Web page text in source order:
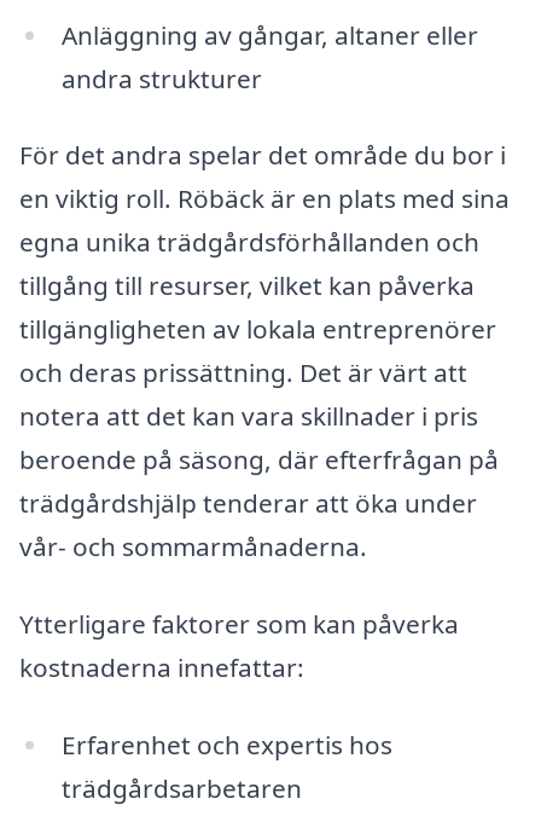
Anläggning av gångar, altaner eller
andra strukturer
För det andra spelar det område du bor i
en viktig roll. Röbäck är en plats med sina
egna unika trädgårdsförhållanden och
tillgång till resurser, vilket kan påverka
tillgängligheten av lokala entreprenörer
och deras prissättning. Det är värt att
notera att det kan vara skillnader i pris
beroende på säsong, där efterfrågan på
trädgårdshjälp tenderar att öka under
vår- och sommarmånaderna.
Ytterligare faktorer som kan påverka
kostnaderna innefattar:
Erfarenhet och expertis hos
trädgårdsarbetaren